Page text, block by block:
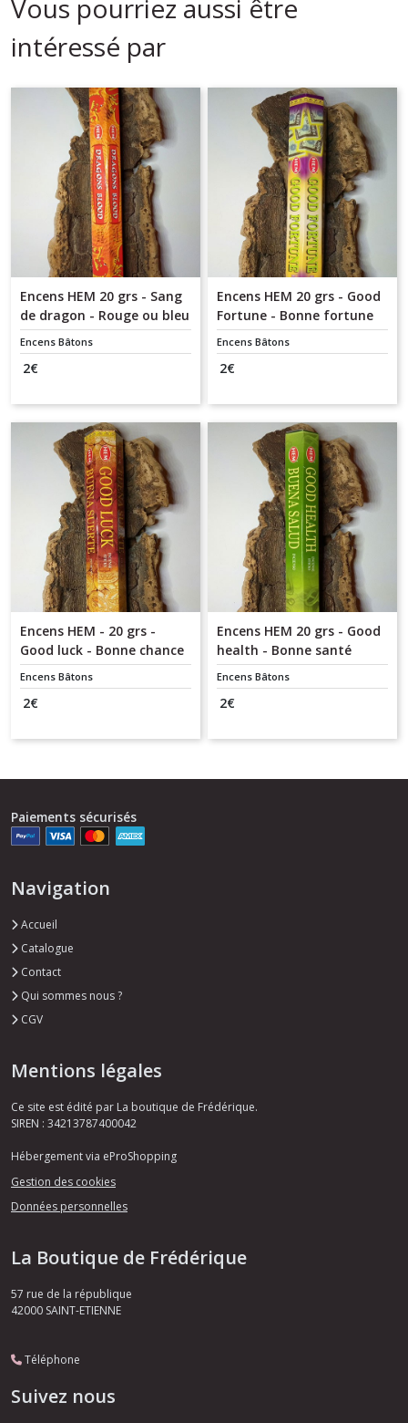
Vous pourriez aussi être
intéressé par
Encens HEM 20 grs - Sang
de dragon - Rouge ou bleu
Encens Bâtons
2€
Encens HEM 20 grs - Good
Fortune - Bonne fortune
Encens Bâtons
2€
Encens HEM - 20 grs -
Good luck - Bonne chance
Encens Bâtons
2€
Encens HEM 20 grs - Good
health - Bonne santé
Encens Bâtons
2€
Paiements sécurisés
Navigation
Accueil
Catalogue
Contact
Qui sommes nous ?
CGV
Mentions légales
Ce site est édité par La boutique de Frédérique.
SIREN : 34213787400042
Hébergement via eProShopping
Gestion des cookies
Données personnelles
La Boutique de Frédérique
57 rue de la république
42000 SAINT-ETIENNE
Téléphone
Suivez nous